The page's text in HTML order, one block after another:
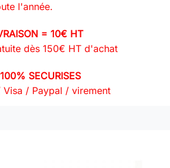
l'année.
= 10€ HT
dès 150€ HT d'achat
SECURISES
Visa / Paypal / virement